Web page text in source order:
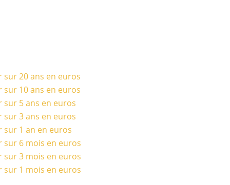
sur 20 ans en euros
sur 10 ans en euros
sur 5 ans en euros
sur 3 ans en euros
sur 1 an en euros
sur 6 mois en euros
sur 3 mois en euros
sur 1 mois en euros